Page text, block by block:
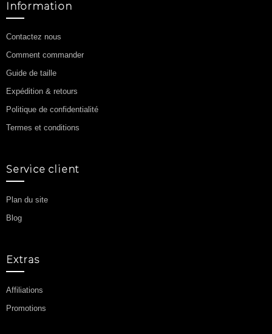
Information
Contactez nous
Comment commander
Guide de taille
Expédition & retours
Politique de confidentialité
Termes et conditions
Service client
Plan du site
Blog
Extras
Affiliations
Promotions